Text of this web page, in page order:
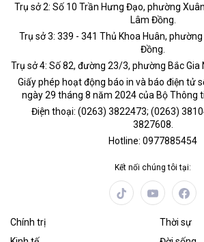
Trụ sở 2: Số 10 Trần Hưng Đạo, phường
Lâm Đồng.
Trụ sở 3: 339 - 341 Thủ Khoa Huân,
Đồng.
Trụ sở 4: Số 82, đường 23/3, phường Bắc Gia
Giấy phép hoạt động báo in và báo điện tử
ngày 29 tháng 8 năm 2024 của Bộ Thông
Điện thoại: (0263) 3822473; (0263)
3827608.
Hotline: 0977885454
Kết nối chúng tôi tại:
Chính trị
Thời sự